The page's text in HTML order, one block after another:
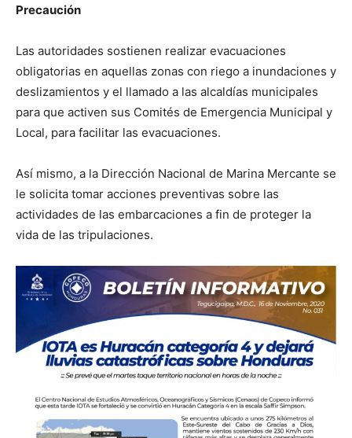
Precaución
Las autoridades sostienen realizar evacuaciones
obligatorias en aquellas zonas con riego a inundaciones y
deslizamientos y el llamado a las alcaldías municipales
para que activen sus Comités de Emergencia Municipal y
Local, para facilitar las evacuaciones.
Así mismo, a la Dirección Nacional de Marina Mercante se
le solicita tomar acciones preventivas sobre las
actividades de las embarcaciones a fin de proteger la
vida de las tripulaciones.